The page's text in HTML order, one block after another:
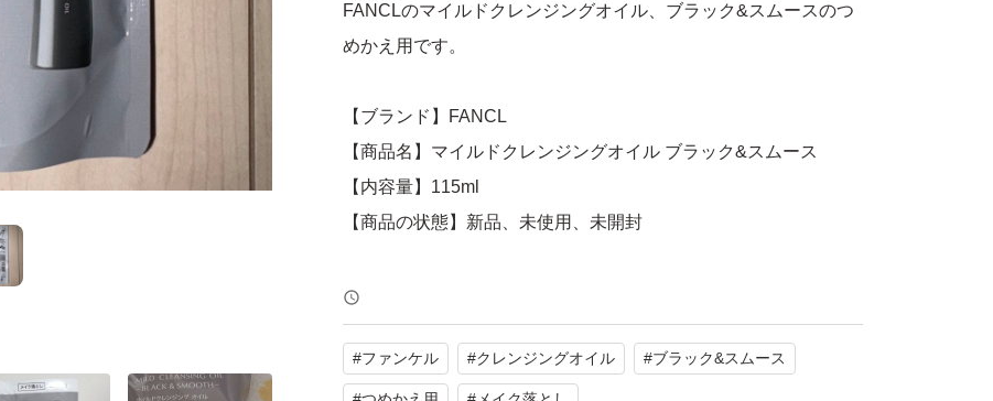
FANCLのマイルドクレンジングオイル、ブラック&スムースのつ
めかえ用です。
【ブランド】FANCL
【商品名】マイルドクレンジングオイル ブラック&スムース
【内容量】115ml
【商品の状態】新品、未使用、未開封
よろしくお願いいたします。
#ファンケル #クレンジングオイル #ブラック&スムース